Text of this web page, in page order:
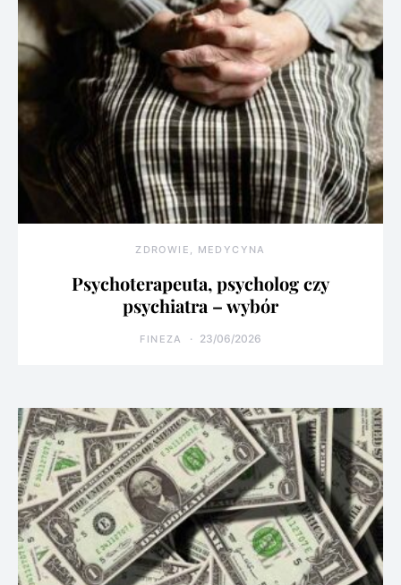
ZDROWIE, MEDYCYNA
Psychoterapeuta, psycholog czy
psychiatra – wybór
FINEZA 23/06/2026